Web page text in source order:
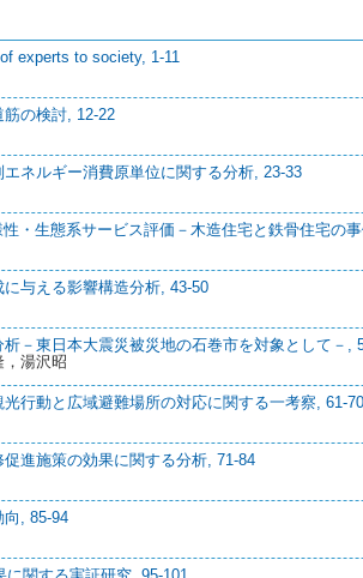
experts to society, 1-11
の検討, 12-22
ネルギー消費原単位に関する分析, 23-33
・生態系サービス評価－木造住宅と鉄骨住宅の
与える影響構造分析, 43-50
－東日本大震災被災地の石巻市を対象として－,
湯沢昭
行動と広域避難場所の対応に関する一考察, 61-70
進施策の効果に関する分析, 71-84
向, 85-94